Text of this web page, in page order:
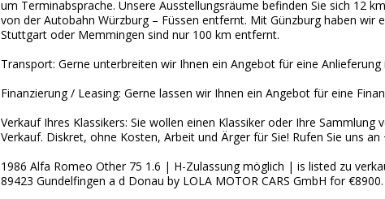
um Terminabsprache. Unsere Ausstellungsräume befinden Sie sich 12
von der Autobahn Würzburg – Füssen entfernt. Mit Günzburg haben wir
Stuttgart oder Memmingen sind nur 100 km entfernt.
Transport: Gerne unterbreiten wir Ihnen ein Angebot für eine
Finanzierung / Leasing: Gerne lassen wir Ihnen ein Angebot für eine
Verkauf Ihres Klassikers: Sie wollen einen Klassiker oder Ihre
Verkauf. Diskret, ohne Kosten, Arbeit und Ärger für Sie! Rufen Sie uns an
1986 Alfa Romeo Other 75 1.6 | H-Zulassung möglich | is listed zu
89423 Gundelfingen a d Donau by LOLA MOTOR CARS GmbH for €8900.